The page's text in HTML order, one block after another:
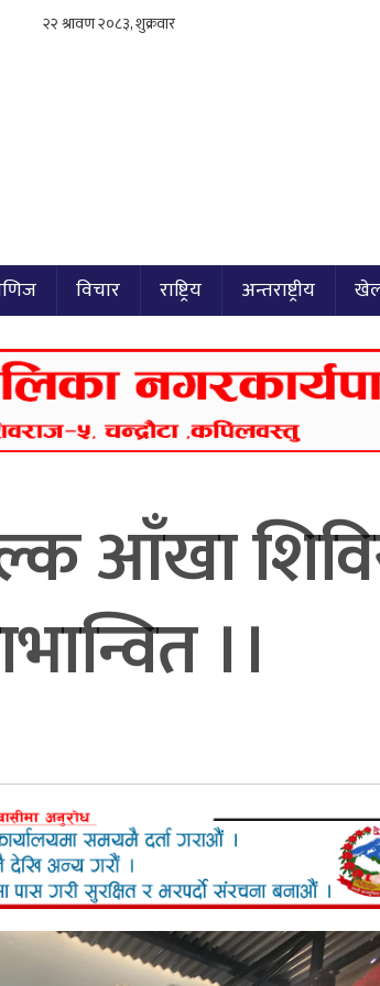
विचार राष्ट्रिय अन्तराष्ट्रीय
आँखा
।।